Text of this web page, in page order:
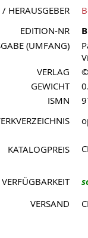
HERAUSGEBER
EDITION-NR
(UMFANG)
VERLAG
GEWICHT
ISMN
KATALOGPREIS
VERFÜGBARKEIT
VERSAND